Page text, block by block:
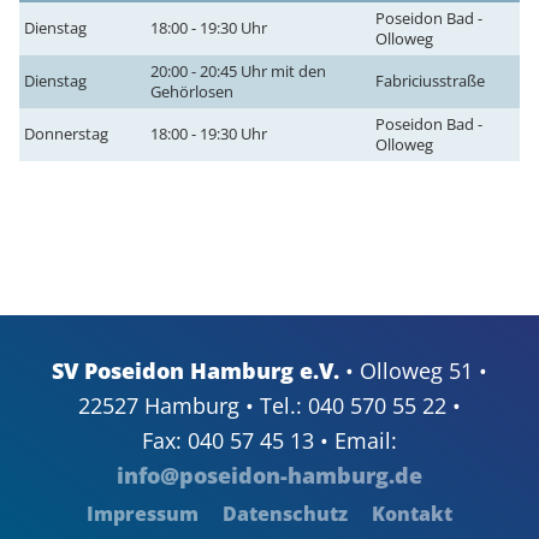
Dienstag 18:00 - 19:30 Uhr
Poseidon Bad -
Olloweg
Dienstag
20:00 - 20:45 Uhr mit den
Gehörlosen
Fabriciusstraße
Donnerstag 18:00 - 19:30 Uhr
Poseidon Bad -
Olloweg
SV Poseidon Hamburg e.V. • Olloweg 51 •
22527 Hamburg • Tel.: 040 570 55 22 •
Fax: 040 57 45 13 • Email:
info@poseidon-hamburg.de
Impressum Datenschutz Kontakt